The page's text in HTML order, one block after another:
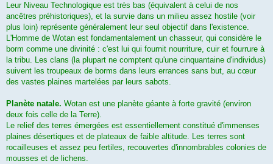
Leur Niveau Technologique est très bas (équivalent à celui de nos
ancêtres préhistoriques), et la survie dans un milieu assez hostile (voir
plus loin) représente généralement leur seul objectif dans l'existence.
L'Homme de Wotan est fondamentalement un chasseur, qui considère le
borm comme une divinité : c'est lui qui fournit nourriture, cuir et fourrure à
la tribu. Les clans (la plupart ne comptent qu'une cinquantaine d'individus)
suivent les troupeaux de borms dans leurs errances sans but, au cœur
des vastes plaines martelées par leurs sabots.
Planète natale. Wotan est une planète géante à forte gravité (environ
deux fois celle de la Terre).
Le relief des terres émergées est essentiellement constitué d'immenses
plaines désertiques et de plateaux de faible altitude. Les terres sont
rocailleuses et assez peu fertiles, recouvertes d'innombrables colonies de
mousses et de lichens.